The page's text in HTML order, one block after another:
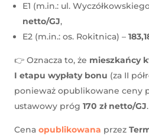
E1 (m.in.: ul.
netto/GJ,
E2 (m.in.: os. Rokitnica) –
👉 Oznacza to, że mieszkańcy
I etapu wypłaty bonu (za II
ponieważ opublikowane ceny
ustawowy próg 170 zł netto/GJ.
Cena opublikowana przez